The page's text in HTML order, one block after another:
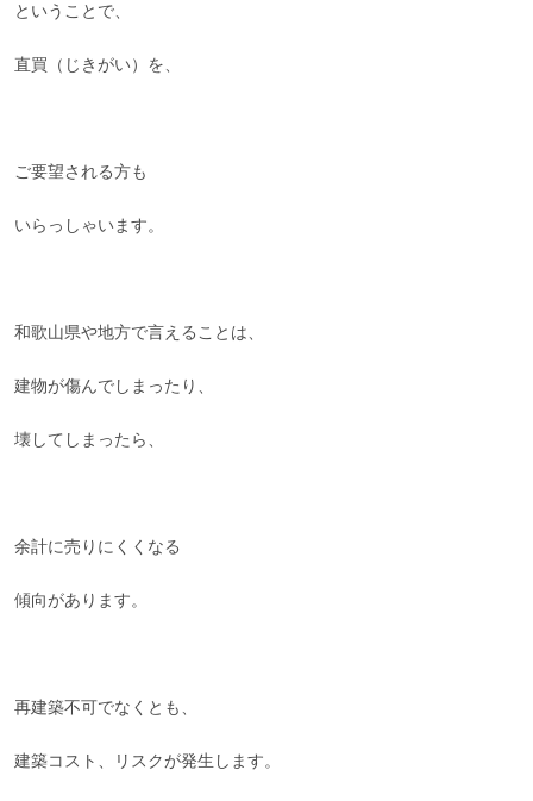
ということで、
直買（じきがい）を、
ご要望される方も
いらっしゃいます。
和歌山県や地方で言えることは、
建物が傷んでしまったり、
壊してしまったら、
余計に売りにくくなる
傾向があります。
再建築不可でなくとも、
建築コスト、リスクが発生します。